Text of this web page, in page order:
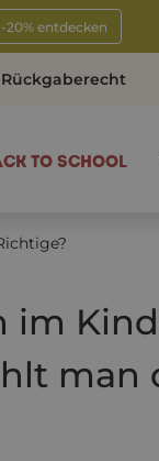
20% entdecken
Rückgaberecht
TO SCHOOL
im
man